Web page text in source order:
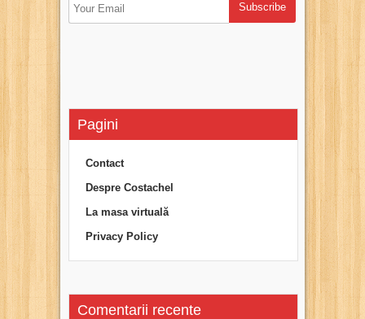
Pagini
Contact
Despre Costachel
La masa virtuală
Privacy Policy
Comentarii recente